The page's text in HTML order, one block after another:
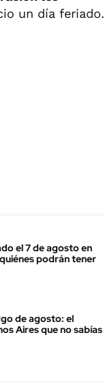
un día feriado.
el 7 de agosto en
podrán tener
de agosto: el
Aires que no sabías